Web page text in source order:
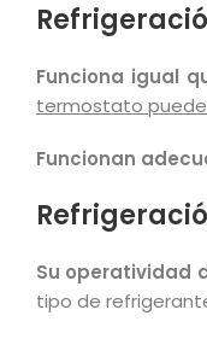
Funciona igual
termostato
Funcionan
Su operatividad
tipo de